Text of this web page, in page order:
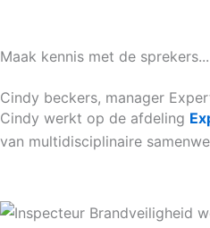
Maak kennis met de sprekers...
Cindy beckers, manager
Cindy werkt op de afdeling
van multidisciplinaire